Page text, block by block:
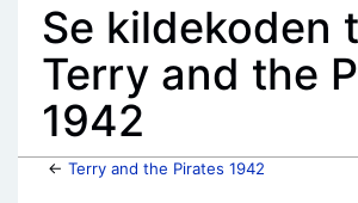
Se kildekoden
Terry and the
1942
← Terry and the Pirates 1942